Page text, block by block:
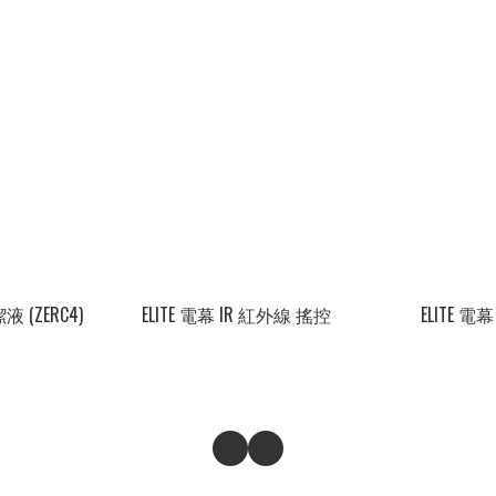
(ZERC4) ELITE 電幕 IR 紅外線 搖控 ELITE 電